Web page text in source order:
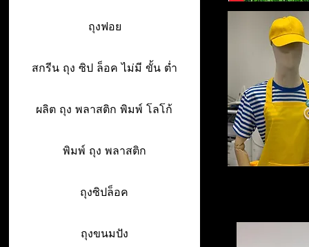
ถุงฟอย
สกรีน ถุง ซิป ล็อค ไม่มี ขั้น ต่ำ
ผลิต ถุง พลาสติก พิมพ์ โลโก้
พิมพ์ ถุง พลาสติก
ถุงซิปล็อค
ถุงขนมปัง